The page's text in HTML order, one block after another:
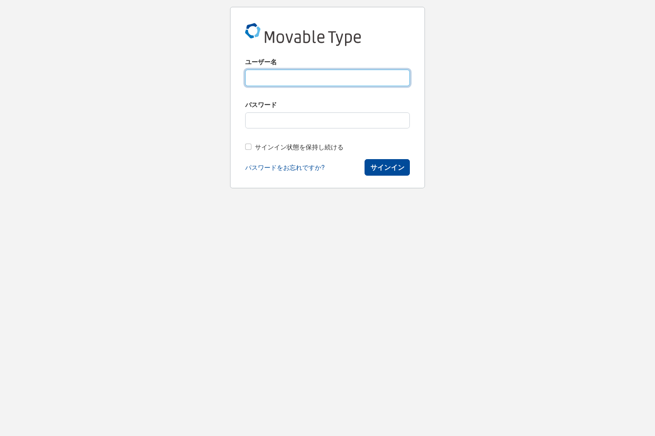
ユーザー名
パスワード
サインイン状態を保持し続ける
パスワードをお忘れですか? サインイン